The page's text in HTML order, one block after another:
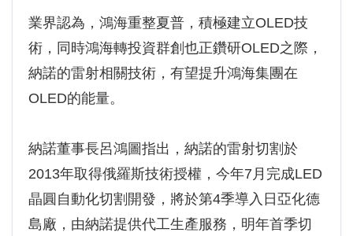
業界認為，鴻海重整夏普，積極建立OLED技
術，同時鴻海轉投資群創也正鑽研OLED之際，
納諾的雷射相關技術，有望提升鴻海集團在
OLED的能量。
納諾董事長呂鴻圖指出，納諾的雷射切割於
2013年取得俄羅斯技術授權，今年7月完成LED
晶圓自動化切割開發，將於第4季導入日亞化德
島廠，由納諾提供代工生產服務，明年首季切